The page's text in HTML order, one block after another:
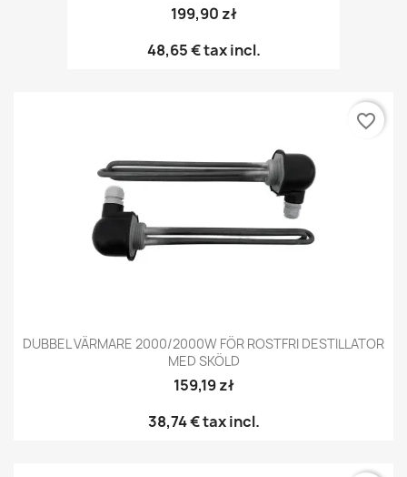
199,90 zł
48,65 €tax incl.
DUBBEL VÄRMARE 2000/2000W FÖR ROSTFRI DESTILLATOR
MED SKÖLD
159,19 zł
38,74 €tax incl.
favorite_border